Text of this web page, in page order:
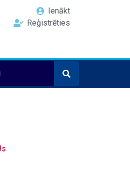
Ienākt
Reģistrēties